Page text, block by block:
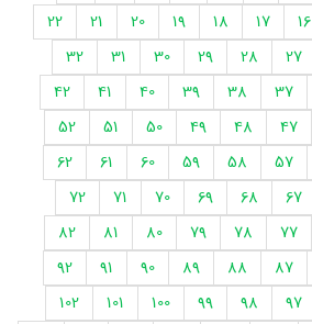
16
17
18
19
20
21
22
27
28
29
30
31
32
37
38
39
40
41
42
47
48
49
50
51
52
57
58
59
60
61
62
67
68
69
70
71
72
77
78
79
80
81
82
87
88
89
90
91
92
97
98
99
100
101
102